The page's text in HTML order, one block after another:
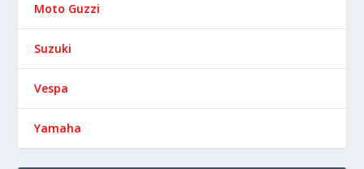
Moto Guzzi
Suzuki
Vespa
Yamaha